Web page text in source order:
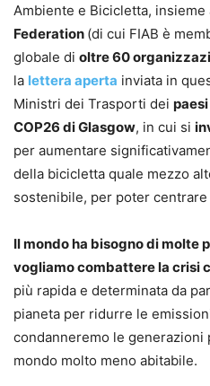
Ambiente e Bicicletta, insieme
Federation (di cui FIAB è
globale di oltre 60
la lettera aperta inviata in
Ministri dei Trasporti dei
COP26 di Glasgow, in cui si
per aumentare
della bicicletta quale mezzo
sostenibile, per poter
Il mondo ha bisogno di molte
vogliamo combattere la crisi
più rapida e determinata da
pianeta per ridurre le
condanneremo le generazioni
mondo molto meno abitabile.